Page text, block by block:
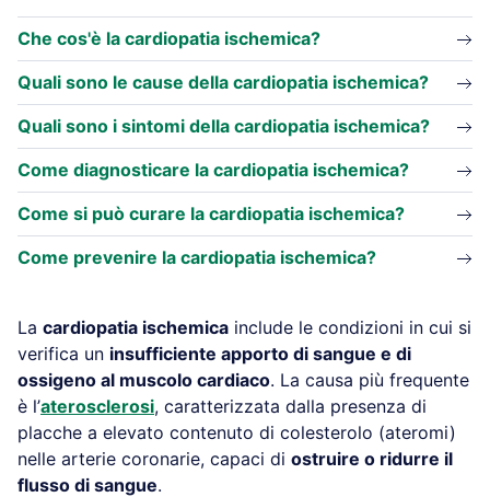
Che cos'è la cardiopatia ischemica?
Quali sono le cause della cardiopatia ischemica?
Quali sono i sintomi della cardiopatia ischemica?
Come diagnosticare la cardiopatia ischemica?
Come si può curare la cardiopatia ischemica?
Come prevenire la cardiopatia ischemica?
La cardiopatia ischemica include le condizioni in cui si
verifica un insufficiente apporto di sangue e di
ossigeno al muscolo cardiaco. La causa più frequente
è l’aterosclerosi, caratterizzata dalla presenza di
placche a elevato contenuto di colesterolo (ateromi)
nelle arterie coronarie, capaci di ostruire o ridurre il
flusso di sangue.